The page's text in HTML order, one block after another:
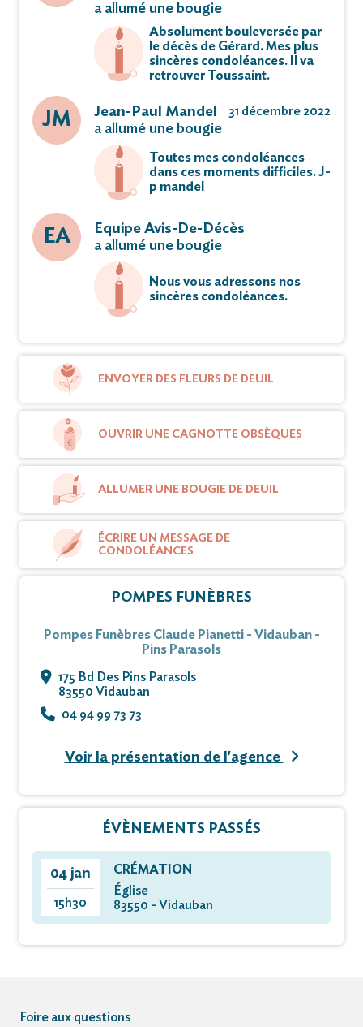
a allumé une bougie
Absolument bouleversée par
le décès de Gérard. Mes plus
sincères condoléances. Il va
retrouver Toussaint.
JM
Jean-Paul Mandel
a allumé une bougie
31 décembre 2022
Toutes mes condoléances
dans ces moments difficiles. J-
p mandel
EA
Equipe Avis-De-Décès
a allumé une bougie
Nous vous adressons nos
sincères condoléances.
ENVOYER DES FLEURS DE DEUIL
OUVRIR UNE CAGNOTTE OBSÈQUES
ALLUMER UNE BOUGIE DE DEUIL
ÉCRIRE UN MESSAGE DE
CONDOLÉANCES
POMPES FUNÈBRES
Pompes Funèbres Claude Pianetti - Vidauban -
Pins Parasols
175 Bd Des Pins Parasols
83550 Vidauban
04 94 99 73 73
Voir la présentation de l'agence
ÉVÈNEMENTS PASSÉS
04 jan
15h30
CRÉMATION
Église
83550 - Vidauban
Foire aux questions